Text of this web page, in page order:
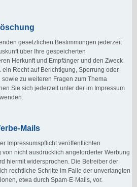
gesetzlichen Bestimmungen jederzeit
über Ihre gespeicherten
Herkunft und Empfänger und den Zweck
Recht auf Berichtigung, Sperrung oder
zu weiteren Fragen zum Thema
Sie sich jederzeit unter der im Impressum
Mails
Impressumspflicht veröffentlichten
nicht ausdrücklich angeforderter Werbung
hiermit widersprochen. Die Betreiber der
rechtliche Schritte im Falle der unverlangten
etwa durch Spam-E-Mails, vor.